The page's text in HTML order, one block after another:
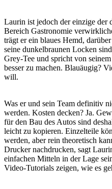
Laurin ist jedoch der einzige der
Bereich Gastronomie
trägt er ein blaues Hemd,
seine dunkelbraunen Locken
Grey-Tee und spricht von
besser zu machen. Blauäugig?
will.
Was er und sein Team definitiv
werden. Kosten decken? Ja.
für den Bau des Autos sind
leicht zu kopieren. Einzelteile
werden, aber rein theoretisch
Drucker nachdrucken, sagt
einfachen Mitteln in der Lage
Video-Tutorials zeigen, wie es